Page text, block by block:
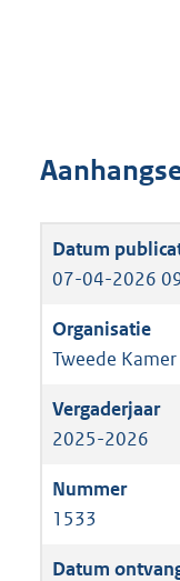
07-04-2026
Tweede
2025-2026
1533